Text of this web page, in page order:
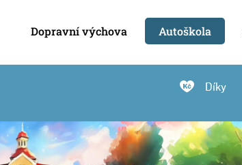
Dopravní výchova Autoškola
Díky